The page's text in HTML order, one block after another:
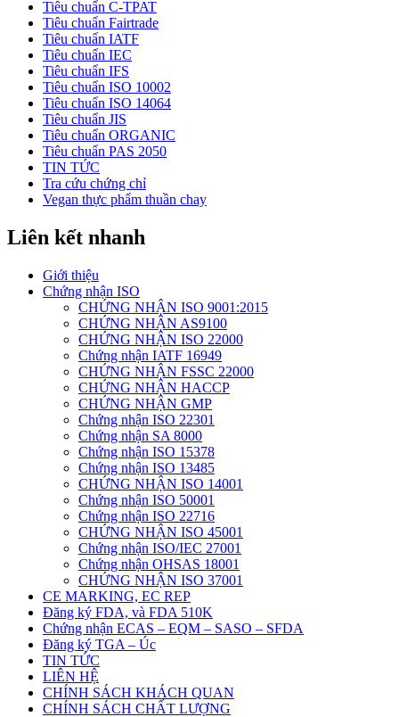
Tiêu chuẩn C-TPAT
Tiêu chuẩn Fairtrade
Tiêu chuẩn IATF
Tiêu chuẩn IEC
Tiêu chuẩn IFS
Tiêu chuẩn ISO 10002
Tiêu chuẩn ISO 14064
Tiêu chuẩn JIS
Tiêu chuẩn ORGANIC
Tiêu chuẩn PAS 2050
TIN TỨC
Tra cứu chứng chỉ
Vegan thực phẩm thuần chay
Liên kết nhanh
Giới thiệu
Chứng nhận ISO
CHỨNG NHẬN ISO 9001:2015
CHỨNG NHẬN AS9100
CHỨNG NHẬN ISO 22000
Chứng nhận IATF 16949
CHỨNG NHẬN FSSC 22000
CHỨNG NHẬN HACCP
CHỨNG NHẬN GMP
Chứng nhận ISO 22301
Chứng nhận SA 8000
Chứng nhận ISO 15378
Chứng nhận ISO 13485
CHỨNG NHẬN ISO 14001
Chứng nhận ISO 50001
Chứng nhận ISO 22716
CHỨNG NHẬN ISO 45001
Chứng nhận ISO/IEC 27001
Chứng nhận OHSAS 18001
CHỨNG NHẬN ISO 37001
CE MARKING, EC REP
Đăng ký FDA, và FDA 510K
Chứng nhận ECAS – EQM – SASO – SFDA
Đăng ký TGA – Úc
TIN TỨC
LIÊN HỆ
CHÍNH SÁCH KHÁCH QUAN
CHÍNH SÁCH CHẤT LƯỢNG